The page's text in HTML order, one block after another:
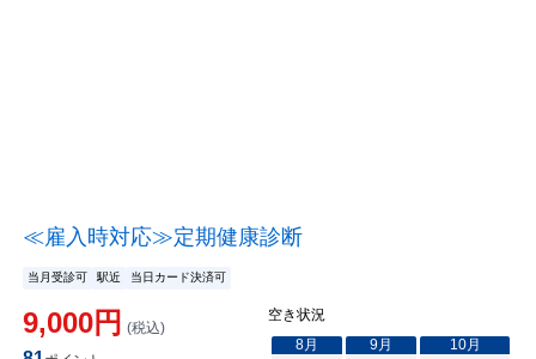
≪雇入時対応≫定期健康診断
当月受診可 駅近 当日カード決済可
9,000円 (税込)
空き状況
8月 9月 10月